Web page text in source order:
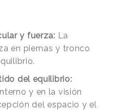
y fuerza: La
en piernas y tronco
del equilibrio:
y en la visión
del espacio y el